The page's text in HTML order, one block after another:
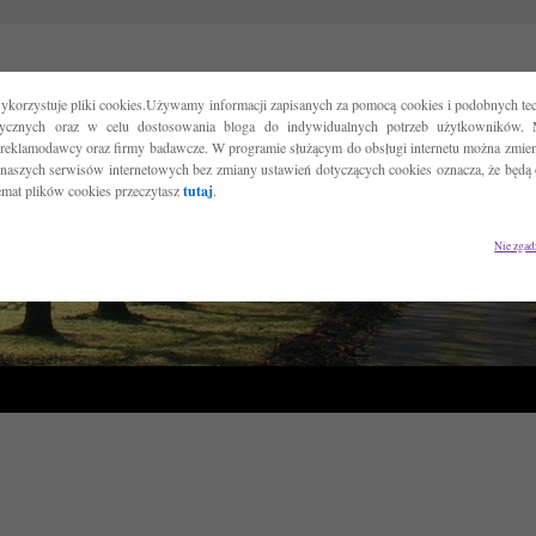
pliki cookies.Używamy informacji zapisanych za pomocą cookies i podobnych
oraz w celu dostosowania bloga do indywidualnych potrzeb użytkowników.
oraz firmy badawcze. W programie służącym do obsługi internetu można
serwisów internetowych bez zmiany ustawień dotyczących cookies oznacza, że będą
plików cookies przeczytasztutaj.
Nie